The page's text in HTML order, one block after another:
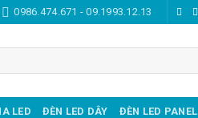
0986.474.671 - 09.1993.12.13
LED ĐÈN LED DÂY ĐÈN LED PANEL